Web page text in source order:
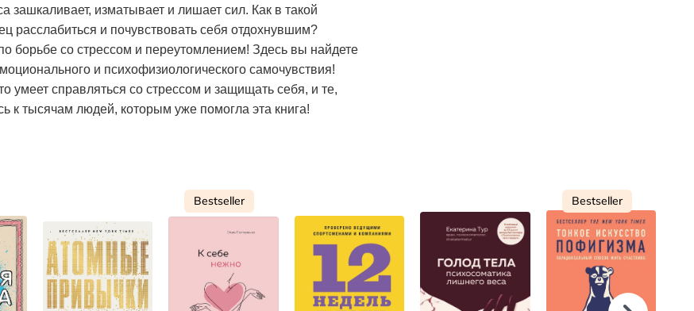
изматывает и лишает сил. Как в такой
расслабиться и почувствовать себя отдохнувшим?
борьбе со стрессом и переутомлением! Здесь вы найдете
и психофизиологического самочувствия!
умеет справляться со стрессом и защищать себя, и те,
к тысячам людей, которым уже помогла эта книга!
Bestseller Bestseller